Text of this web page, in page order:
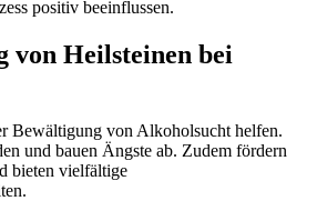
positiv beeinflussen.
von Heilsteinen bei
Bewältigung von Alkoholsucht helfen.
und bauen Ängste ab. Zudem fördern
bieten vielfältige